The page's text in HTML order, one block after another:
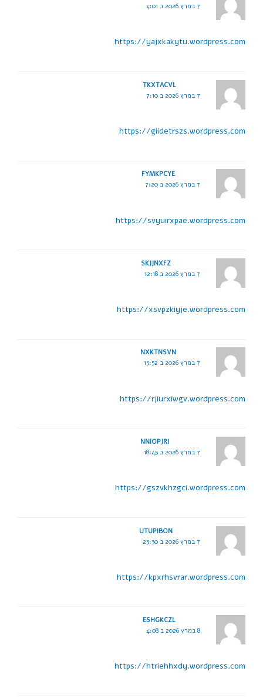
7 במרץ 2026 ב 4:01
https://yajxkakytu.wordpress.com
TKXTACVL
7 במרץ 2026 ב 7:10
https://giidetrszs.wordpress.com
FYMKPCYE
7 במרץ 2026 ב 7:20
https://svyuirxpae.wordpress.com
SKJJNXFZ
7 במרץ 2026 ב 12:18
https://xsvpzkiyje.wordpress.com
NXKTNSVN
7 במרץ 2026 ב 15:52
https://rjiurxiwgv.wordpress.com
NNIOPJRI
7 במרץ 2026 ב 18:45
https://gszvkhzgci.wordpress.com
UTUPIBON
7 במרץ 2026 ב 23:30
https://kpxrhsvrar.wordpress.com
ESHGKCZL
8 במרץ 2026 ב 4:08
https://htriehhxdy.wordpress.com